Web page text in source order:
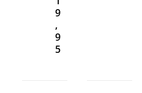
9
,
9
5